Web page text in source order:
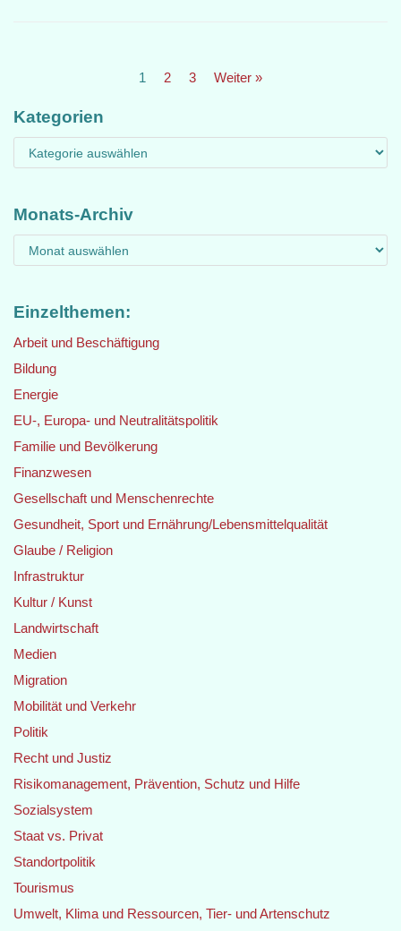
1 2 3 Weiter »
Kategorien
Monats-Archiv
Einzelthemen:
Arbeit und Beschäftigung
Bildung
Energie
EU-, Europa- und Neutralitätspolitik
Familie und Bevölkerung
Finanzwesen
Gesellschaft und Menschenrechte
Gesundheit, Sport und Ernährung/Lebensmittelqualität
Glaube / Religion
Infrastruktur
Kultur / Kunst
Landwirtschaft
Medien
Migration
Mobilität und Verkehr
Politik
Recht und Justiz
Risikomanagement, Prävention, Schutz und Hilfe
Sozialsystem
Staat vs. Privat
Standortpolitik
Tourismus
Umwelt, Klima und Ressourcen, Tier- und Artenschutz